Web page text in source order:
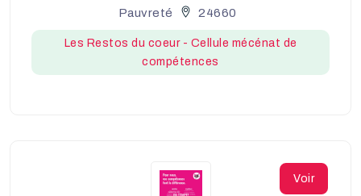
Pauvreté
24660
Les Restos du coeur - Cellule mécénat de
compétences
Voir